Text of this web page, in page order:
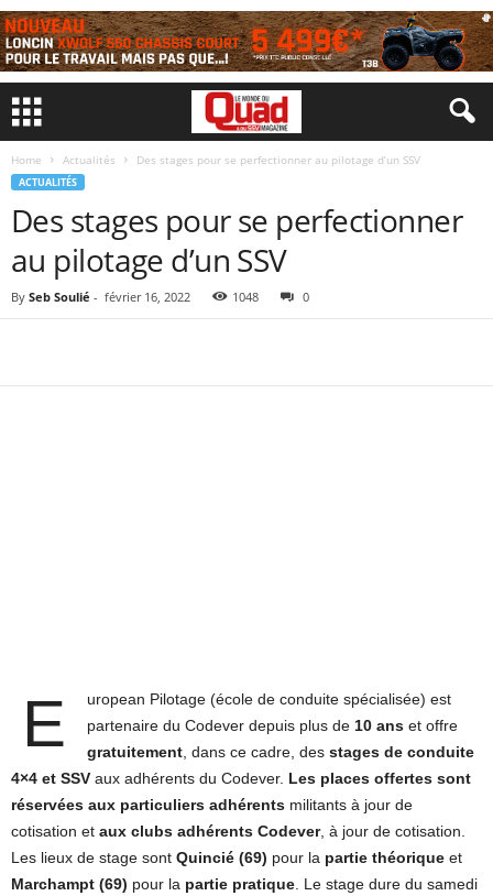
Home Actualités Des stages pour se perfectionner au pilotage d’un SSV
ACTUALITÉS
Des stages pour se perfectionner
au pilotage d’un SSV
By Seb Soulié - février 16, 2022 1048 0
E
uropean Pilotage (école de conduite spécialisée) est
partenaire du Codever depuis plus de 10 ans et offre
gratuitement , dans ce cadre, des stages de conduite
4×4 et SSV aux adhérents du Codever. Les places offertes sont
réservées aux particuliers adhérents militants à jour de
cotisation et aux clubs adhérents Codever, à jour de cotisation.
Les lieux de stage sont Quincié (69) pour la partie théorique et
Marchampt (69) pour la partie pratique . Le stage dure du samedi